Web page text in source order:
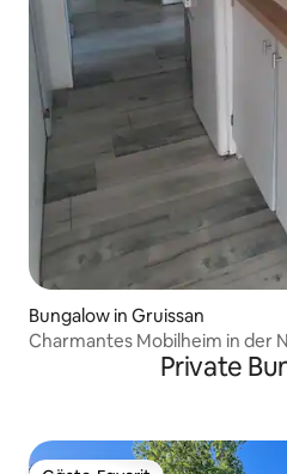
Bungalow in Gruissan
Charmantes Mobilheim in der
Private